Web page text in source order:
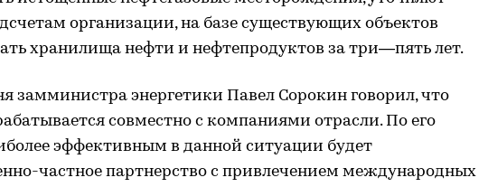
организации, на базе существующих объектов
хранилища нефти и нефтепродуктов за три—пять лет.
замминистра энергетики Павел Сорокин говорил, что
совместно с компаниями отрасли. По его
эффективным в данной ситуации будет
частное партнерство с привлечением международных